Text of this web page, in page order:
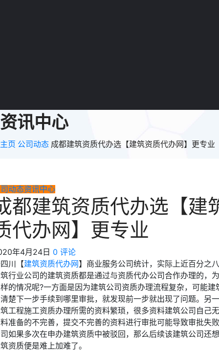
资讯中心
主页 公司动态 成都建筑资质代办选【建筑资质代办网】更专业
动态资讯中心
都建筑资质代办选【建
代办网】更专业
年4月24日 0 评论
川【建筑资质代办网】商业服务公司统计，实际上近百分之
行业公司的建筑资质都是通过与资质代办公司合作办理的，
的情况呢?一方面是因为建筑公司资质办理流程复杂，可能建
楚下一步手续到哪里审批，就发现前一步就出现了问题。另
工程施工资质办理所需的资料繁琐，很多资料建筑公司自己
准备的不完善，提交不完善的资料进行审批可能导致审批失
如果多次在申办建筑资质中被驳回，那么后续该建筑公司还
资质便是难上加难了。